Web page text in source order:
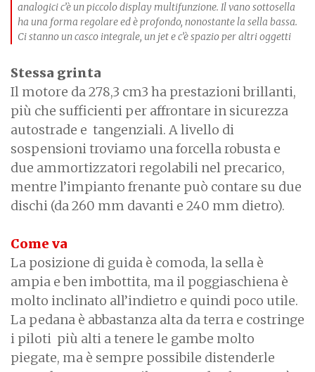
analogici c’è un piccolo display multifunzione. Il vano sottosella
ha una forma regolare ed è profondo, nonostante la sella bassa.
Ci stanno un casco integrale, un jet e c’è spazio per altri oggetti
Stessa grinta
Il motore da 278,3 cm3 ha prestazioni brillanti,
più che sufficienti per affrontare in sicurezza
autostrade e tangenziali. A livello di
sospensioni troviamo una forcella robusta e
due ammortizzatori regolabili nel precarico,
mentre l’impianto frenante può contare su due
dischi (da 260 mm davanti e 240 mm dietro).
Come va
La posizione di guida è comoda, la sella è
ampia e ben imbottita, ma il poggiaschiena è
molto inclinato all’indietro e quindi poco utile.
La pedana è abbastanza alta da terra e costringe
i piloti più alti a tenere le gambe molto
piegate, ma è sempre possibile distenderle